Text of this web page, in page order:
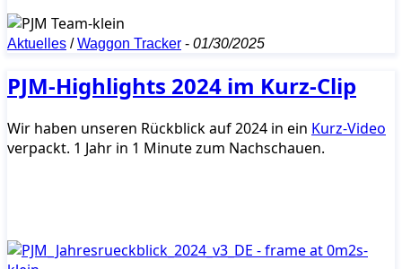
Aktuelles /Waggon Tracker - 01/30/2025
PJM-Highlights 2024 im Kurz-Clip
Wir haben unseren Rückblick auf 2024 in ein Kurz-Video
verpackt. 1 Jahr in 1 Minute zum Nachschauen.